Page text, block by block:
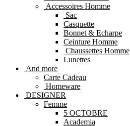
Accessoires Homme
Sac
Casquette
Bonnet & Echarpe
Ceinture Homme
Chaussettes Homme
Lunettes
And more
Carte Cadeau
Homeware
DESIGNER
Femme
5 OCTOBRE
Academia